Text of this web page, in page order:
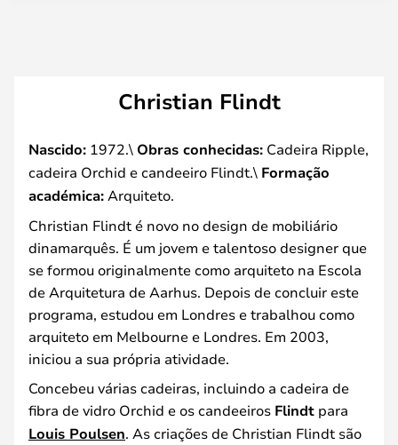
Christian Flindt
Nascido: 1972.\ Obras conhecidas: Cadeira Ripple,
cadeira Orchid e candeeiro Flindt.\ Formação
académica: Arquiteto.
Christian Flindt é novo no design de mobiliário
dinamarquês. É um jovem e talentoso designer que
se formou originalmente como arquiteto na Escola
de Arquitetura de Aarhus. Depois de concluir este
programa, estudou em Londres e trabalhou como
arquiteto em Melbourne e Londres. Em 2003,
iniciou a sua própria atividade.
Concebeu várias cadeiras, incluindo a cadeira de
fibra de vidro Orchid e os candeeiros Flindt para
Louis Poulsen. As criações de Christian Flindt são